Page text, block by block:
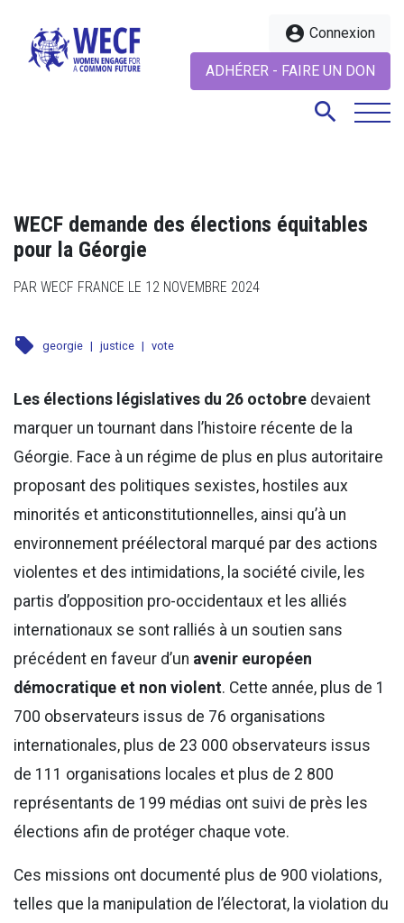
account_circle Connexion
ADHÉRER - FAIRE UN DON
search
search
WECF demande des élections équitables
pour la Géorgie
PAR WECF FRANCE LE 12 NOVEMBRE 2024
local_offer georgie | justice | vote
Les élections législatives du 26 octobre devaient
marquer un tournant dans l’histoire récente de la
Géorgie. Face à un régime de plus en plus autoritaire
proposant des politiques sexistes, hostiles aux
minorités et anticonstitutionnelles, ainsi qu’à un
environnement préélectoral marqué par des actions
violentes et des intimidations, la société civile, les
partis d’opposition pro-occidentaux et les alliés
internationaux se sont ralliés à un soutien sans
précédent en faveur d’un avenir européen
démocratique et non violent. Cette année, plus de 1
700 observateurs issus de 76 organisations
internationales, plus de 23 000 observateurs issus
de 111 organisations locales et plus de 2 800
représentants de 199 médias ont suivi de près les
élections afin de protéger chaque vote.
Ces missions ont documenté plus de 900 violations,
telles que la manipulation de l’électorat, la violation du